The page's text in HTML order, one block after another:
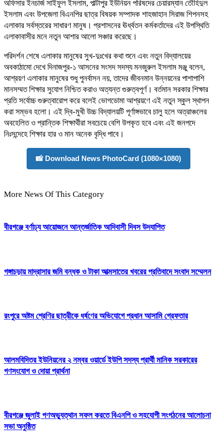
অফিসার ইনচার্জ সাইফুল ইসলাম, পাল্টাপুর ইউনিয়ন পরিষদের চেয়ারম্যান তৌহিদুল
ইসলাম এবং উপজেলা বিএনপির ছাত্র বিষয়ক সম্পাদক শাহজাহান সিরাজ শিপনসহ
এলাকার সর্বস্তরের সাধারণ মানুষ। প্রশাসনের ঊর্ধ্বতন কর্মকর্তাদের এই উপস্থিতি
এলাকাবাসীর মনে নতুন আশার আলো সঞ্চার করেছে।
পরিদর্শন শেষে এলাকার মানুষের সুখ-দুঃখের কথা শুনে এবং নতুন বিদ্যালয়ের
অবকাঠামো দেখে দিনাজপুর-১ আসনের সংসদ সদস্য মনজুরুল ইসলাম মঞ্জু বলেন,
আশ্রয়ণ এলাকার মানুষের শুধু পুনর্বাসন নয়, তাদের জীবনমান উন্নয়নের পাশাপাশি
মানসম্মত শিক্ষার সুযোগ নিশ্চিত করাও অত্যন্ত গুরুত্বপূর্ণ। বর্তমান সরকার শিক্ষার
প্রতি সর্বোচ্চ গুরুত্বারোপ করে বলেই ভোগডোমা আশ্রয়ণে এই নতুন স্কুল স্থাপন
করা সম্ভব হলো। এই দ্বি-মুখী উচ্চ বিদ্যালয়টি পূর্ণাঙ্গভাবে চালু হলে অত্রাঞ্চলের
অবহেলিত ও প্রান্তিক শিক্ষার্থীরা সবচেয়ে বেশি উপকৃত হবে এবং এই জনপদে
নিঃসন্দেহে শিক্ষার হার ও মান অনেক বৃদ্ধি পাবে।
📸 Download News PhotoCard (1080×1080)
More News Of This Category
বীরগঞ্জে বর্ণাঢ্য আয়োজনে আন্তর্জাতিক আদিবাসী দিবস উদযাপিত
গঙ্গাচড়ায় মাদ্রাসার জমি বন্ধক ও টাকা আত্মসাতের খবরের প্রতিবাদে সংবাদ সম্মেলন
রংপুরে অষ্টম শ্রেণির ছাত্রীকে ধর্ষণের অভিযোগে প্রধান আসামি গ্রেফতার
আলমবিদিতর ইউনিয়নের ২ নম্বর ওয়ার্ডে ইউপি সদস্য প্রার্থী মানিক সরকারের
গণসংযোগ ও দোয়া প্রার্থনা
বীরগঞ্জে জুলাই গণঅভ্যুত্থান সফল করতে বিএনপি ও সহযোগী সংগঠনের আলোচনা
সভা অনুষ্ঠিত